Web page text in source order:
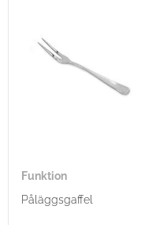
Funktion
Påläggsgaffel